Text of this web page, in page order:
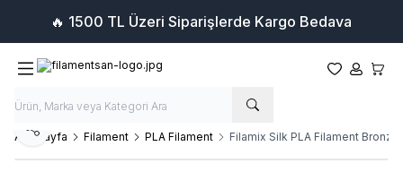
🔥 1500 TL Üzeri Siparişlerde Kargo Bedava
Favorilerim
Hesabım
Ana Sayfa Filament PLA Filament Filamix Silk PLA Filament Bronz
Paylaş